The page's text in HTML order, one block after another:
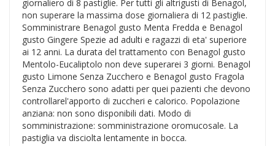
giornaliero di 8 pastiglie. Per tutti gli altrigusti di Benagol,
non superare la massima dose giornaliera di 12 pastiglie.
Somministrare Benagol gusto Menta Fredda e Benagol
gusto Gingere Spezie ad adulti e ragazzi di eta' superiore
ai 12 anni. La durata del trattamento con Benagol gusto
Mentolo-Eucaliptolo non deve superarei 3 giorni. Benagol
gusto Limone Senza Zucchero e Benagol gusto Fragola
Senza Zucchero sono adatti per quei pazienti che devono
controllarel'apporto di zuccheri e calorico. Popolazione
anziana: non sono disponibili dati. Modo di
somministrazione: somministrazione oromucosale. La
pastiglia va disciolta lentamente in bocca.